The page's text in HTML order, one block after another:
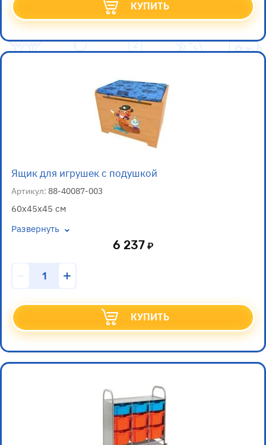
КУПИТЬ
Ящик для игрушек с подушкой
Артикул: 88-40087-003
60х45х45 см
Развернуть
6 237
КУПИТЬ